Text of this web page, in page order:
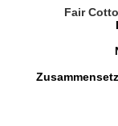
Fair